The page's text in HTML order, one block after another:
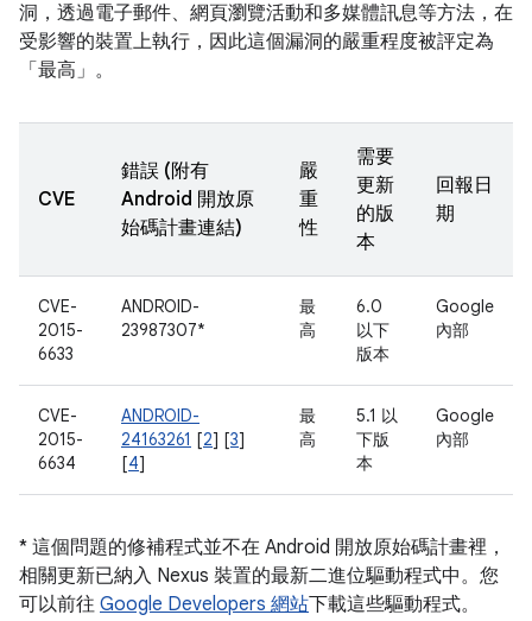
洞，透過電子郵件、網頁瀏覽活動和多媒體訊息等方法，在
受影響的裝置上執行，因此這個漏洞的嚴重程度被評定為
「最高」。
CVE
錯誤 (附有
Android 開放原
始碼計畫連結)
嚴
重
性
需要
更新
的版
本
回報日
期
CVE-
2015-
6633
ANDROID-
23987307*
最
高
6.0
以下
版本
Google
內部
CVE-
2015-
6634
ANDROID-
24163261 [2] [3]
[4]
最
高
5.1 以
下版
本
Google
內部
* 這個問題的修補程式並不在 Android 開放原始碼計畫裡，
相關更新已納入 Nexus 裝置的最新二進位驅動程式中。您
可以前往 Google Developers 網站下載這些驅動程式。